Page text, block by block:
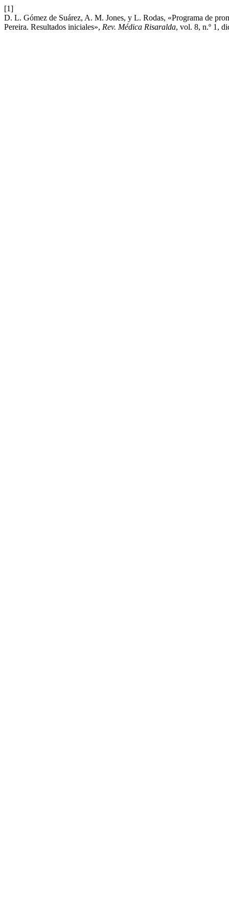
[1]
D. L. Gómez de Suárez, A. M. Jones, y L. Rodas, «Programa de
Pereira. Resultados iniciales», Rev. Médica Risaralda, vol. 8, n.º 1,